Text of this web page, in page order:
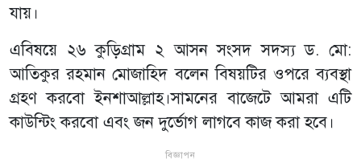
যায়।
এবিষয়ে ২৬ কুড়িগ্রাম ২ আসন সংসদ সদস্য ড. মো:
আতিকুর রহমান মোজাহিদ বলেন বিষয়টির ওপরে ব্যবস্থা
গ্রহণ করবো ইনশাআল্লাহ।সামনের বাজেটে আমরা এটি
কাউন্টিং করবো এবং জন দুর্ভোগ লাগবে কাজ করা হবে।
বিজ্ঞাপন